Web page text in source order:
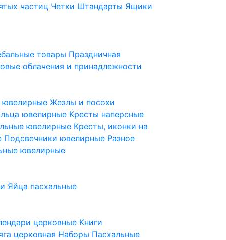
частиц Четки Штандарты Ящики
товары Праздничная
облачения и принадлежности
ювелирныеЖезлы и посохи
ювелирные Кресты наперсные
ювелирные Кресты, иконки на
Подсвечники ювелирные Разное
ювелирные
Яйца пасхальные
церковные Книги
церковная Наборы Пасхальные